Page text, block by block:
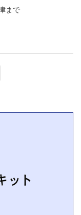
まで